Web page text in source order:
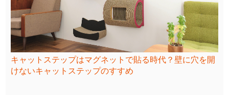
キャットステップはマグネットで貼る時代？壁に穴を開
けないキャットステップのすすめ